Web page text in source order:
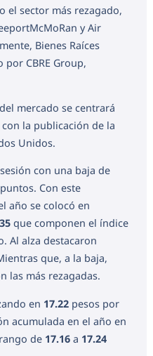
el sector más rezagado,
y Air
Bienes Raíces
CBRE Group,
mercado se centrará
la publicación de la
Unidos.
con una baja de
puntos. Con este
año se colocó en
35 que componen el índice
Al alza destacaron
que, a la baja,
las más rezagadas.
en 17.22 pesos por
acumulada en el año en
de 17.16 a 17.24